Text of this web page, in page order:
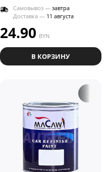
Самовывоз — завтра
Доставка — 11 августа
24.90 BYN
В КОРЗИНУ